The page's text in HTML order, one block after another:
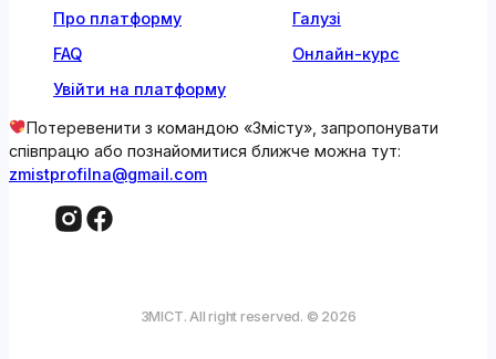
Про платформу
Галузі
FAQ
Онлайн-курс
Увійти на платформу
Потеревенити з командою «Змісту», запропонувати
співпрацю або познайомитися ближче можна тут:
zmistprofilna@gmail.com
ЗМІСТ. All right reserved. © 2026